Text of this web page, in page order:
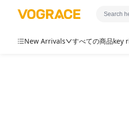
Vograce.jp
New Arrivals すべての商品key